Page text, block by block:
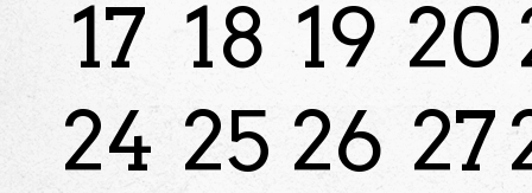
17 18 19 20
24 25 26 27